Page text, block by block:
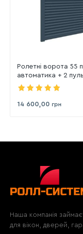
Ролетні ворота 55
автоматика + 2
14 600,00 грн
Наша компанія
для вікон, дверей,